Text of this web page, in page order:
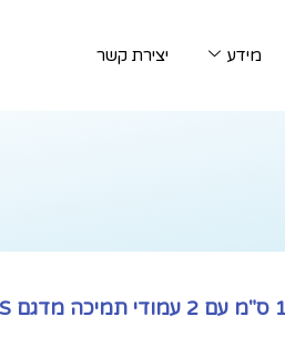
מידע יצירת קשר